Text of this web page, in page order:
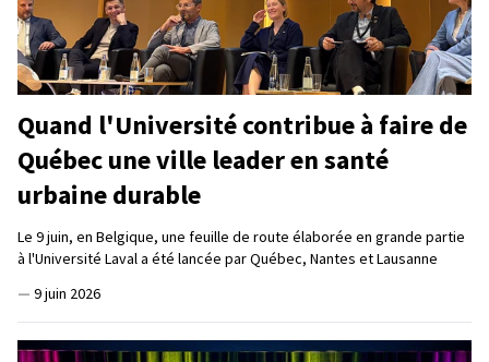
Quand l'Université contribue à faire de
Québec une ville leader en santé
urbaine durable
Le 9 juin, en Belgique, une feuille de route élaborée en grande partie
à l'Université Laval a été lancée par Québec, Nantes et Lausanne
— 9 juin 2026